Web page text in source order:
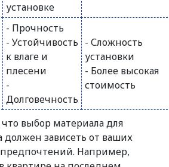
установке
- Прочность
- Устойчивость
к влаге и
плесени
-
Долговечность
- Сложность
установки
- Более высокая
стоимость
выбор материала для
должен зависеть от ваших
Например,